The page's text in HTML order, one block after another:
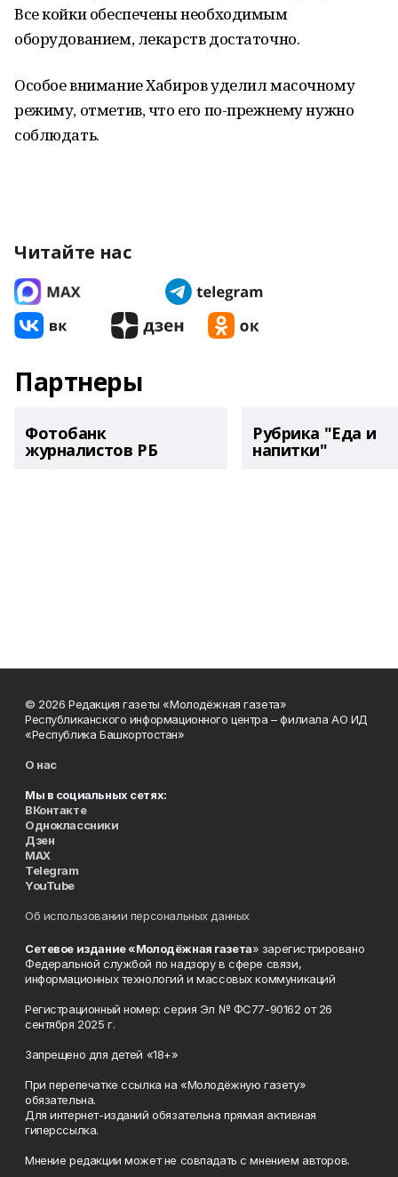
Все койки обеспечены необходимым
оборудованием, лекарств достаточно.
Особое внимание Хабиров уделил масочному
режиму, отметив, что его по-прежнему нужно
соблюдать.
Читайте нас
Партнеры
Фотобанк
журналистов РБ
Рубрика "Еда и
напитки"
© 2026 Редакция газеты «Молодёжная газета»
Республиканского информационного центра – филиала АО ИД
«Республика Башкортостан»
О нас
Мы в социальных сетях:
ВКонтакте
Одноклассники
Дзен
MAX
Telegram
YouTube
Об использовании персональных данных
Сетевое издание «Молодёжная газета» зарегистрировано
Федеральной службой по надзору в сфере связи,
информационных технологий и массовых коммуникаций
Регистрационный номер: серия Эл № ФС77-90162 от 26
сентября 2025 г.
Запрещено для детей «18+»
При перепечатке ссылка на «Молодёжную газету»
обязательна.
Для интернет-изданий обязательна прямая активная
гиперссылка.
Мнение редакции может не совпадать с мнением авторов.